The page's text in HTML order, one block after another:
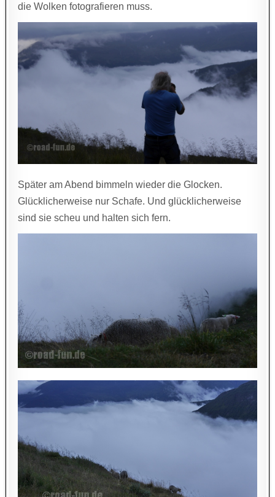
die Wolken fotografieren muss.
Später am Abend bimmeln wieder die Glocken.
Glücklicherweise nur Schafe. Und glücklicherweise
sind sie scheu und halten sich fern.